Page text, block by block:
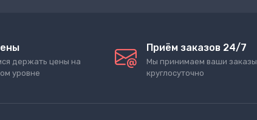
держать цены на
уровне
Приём заказов 24/7
Мы принимаем ваши заказы
круглосуточно